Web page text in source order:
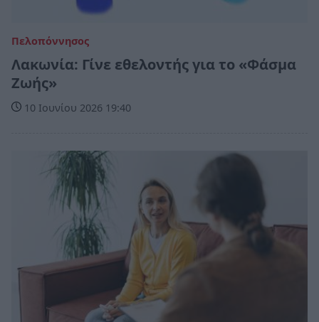
Πελοπόννησος
Λακωνία: Γίνε εθελοντής για το «Φάσμα
Ζωής»
10 Ιουνίου 2026 19:40